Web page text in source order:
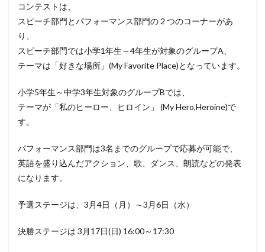
コンテストは、
スピーチ部門とパフォーマンス部門の２つのコーナーがあ
り、
スピーチ部門では小学1年生～4年生が対象のグループA、
テーマは「好きな場所」(My Favorite Place)となっています。
小学5年生～中学3年生対象のグループBでは、
テーマが「私のヒーロー、ヒロイン」 (My Hero,Heroine)で
す。
パフォーマンス部門は3名までのグループで応募が可能で、
英語を盛り込んだアクション、歌、ダンス、朗読などの発表
になります。
予選ステージは、3月4日（月）～3月6日（水）
決勝ステージは 3月17日(日) 16:00～17:30